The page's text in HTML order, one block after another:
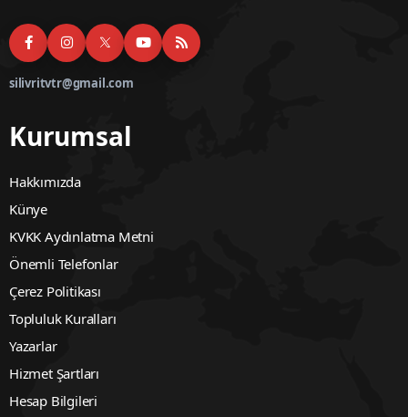
silivritvtr@gmail.com
Kurumsal
Hakkımızda
Künye
KVKK Aydınlatma Metni
Önemli Telefonlar
Çerez Politikası
Topluluk Kuralları
Yazarlar
Hizmet Şartları
Hesap Bilgileri